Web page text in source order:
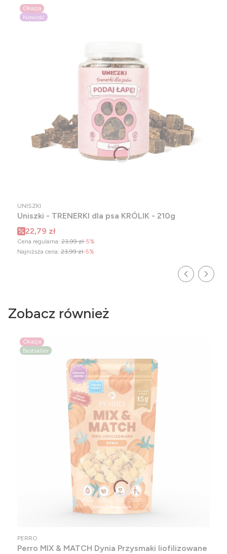
Okazja
Nowość
UNISZKI
Uniszki - TRENERKI dla psa KRÓLIK - 210g
Cena promocyjna
22,79 zł
Cena regularna: 23,99 zł-5%
Najniższa cena: 23,99 zł-5%
Zobacz również
Okazja
Bestseller
PRODUCENT
PERRO
Perro MIX & MATCH Dynia Przysmaki liofilizowane